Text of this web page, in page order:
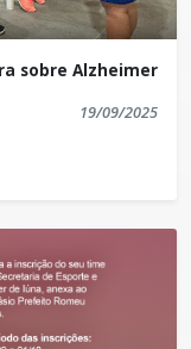
sobre Alzheimer
19/09/2025